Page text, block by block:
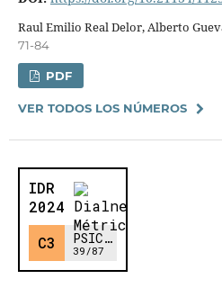
Raul Emilio Real Delor, Alberto
71-84
PDF
VER TODOS LOS NÚMEROS